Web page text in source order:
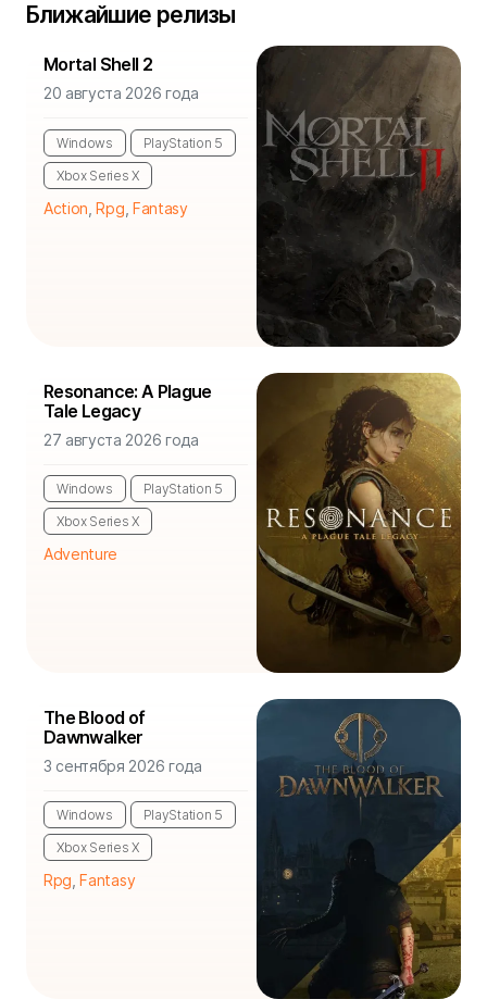
Ближайшие релизы
Mortal Shell 2
20 августа 2026 года
Windows PlayStation 5
Xbox Series X
Action ,Rpg Fantasy
Resonance: A Plague
Tale Legacy
27 августа 2026 года
Windows PlayStation 5
Xbox Series X
Adventure
The Blood of
Dawnwalker
3 сентября 2026 года
Windows PlayStation 5
Xbox Series X
Rpg ,Fantasy